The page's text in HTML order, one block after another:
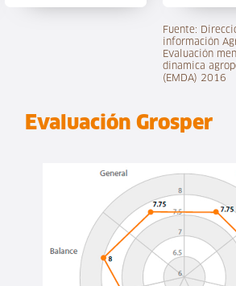
Fuente:
información
Evaluación
dinamica
(EMDA) 2016
Evaluación Grosper